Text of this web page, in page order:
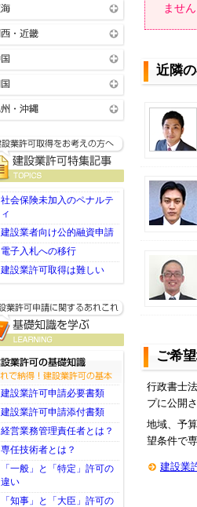
ません
近隣
ご希
行政書士
プに公開
地域、予
望条件で
建設業
社会保険未加入のペナルテ
ィ
建設業者向け公的融資申請
電子入札への移行
建設業許可取得は難しい
建設業許可申請必要書類
建設業許可申請添付書類
経営業務管理責任者とは？
専任技術者とは？
「一般」と「特定」許可の
違い
「知事」と「大臣」許可の